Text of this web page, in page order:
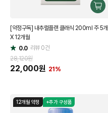
구
하
[약정구독] 내추럴플랜 클래식 200ml 주 5개
X 12개월
별
점
0.0 리뷰0건
28,120원
22,000원 21%
12개월 약정 +추가 구성품